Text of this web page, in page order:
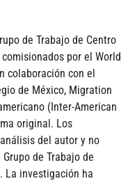
de Trabajo de Centro
por el World
colaboración con el
de México, Migration
(Inter-American
original. Los
del autor y no
de Trabajo de
La investigación ha